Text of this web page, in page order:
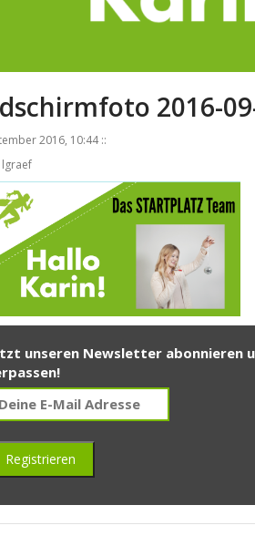
2016-
2016, 10:44 ::
unseren Newsletter abonnieren